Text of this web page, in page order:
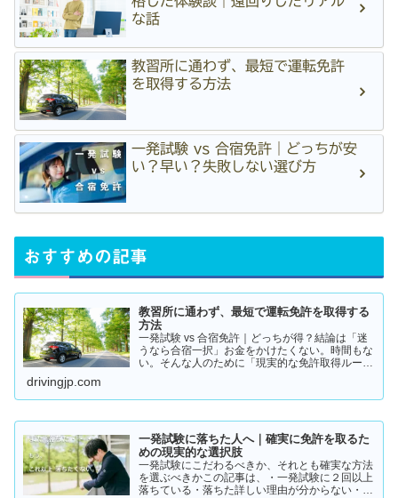
な話
教習所に通わず、最短で運転免許
を取得する方法
一発試験 vs 合宿免許｜どっちが安
い？早い？失敗しない選び方
おすすめの記事
教習所に通わず、最短で運転免許を取得する
方法
一発試験 vs 合宿免許｜どっちが得？結論は「迷
うなら合宿一択」お金をかけたくない。時間もな
い。そんな人のために「現実的な免許取得ルー
2つです。・一発試験…
drivingjp.com
一発試験に落ちた人へ｜確実に免許を取るた
めの現実的な選択肢
一発試験にこだわるべきか、それとも確実な方法
を選ぶべきかこの記事は、・一発試験に２回以上
落ちている・落ちた詳しい理由が分からない・こ